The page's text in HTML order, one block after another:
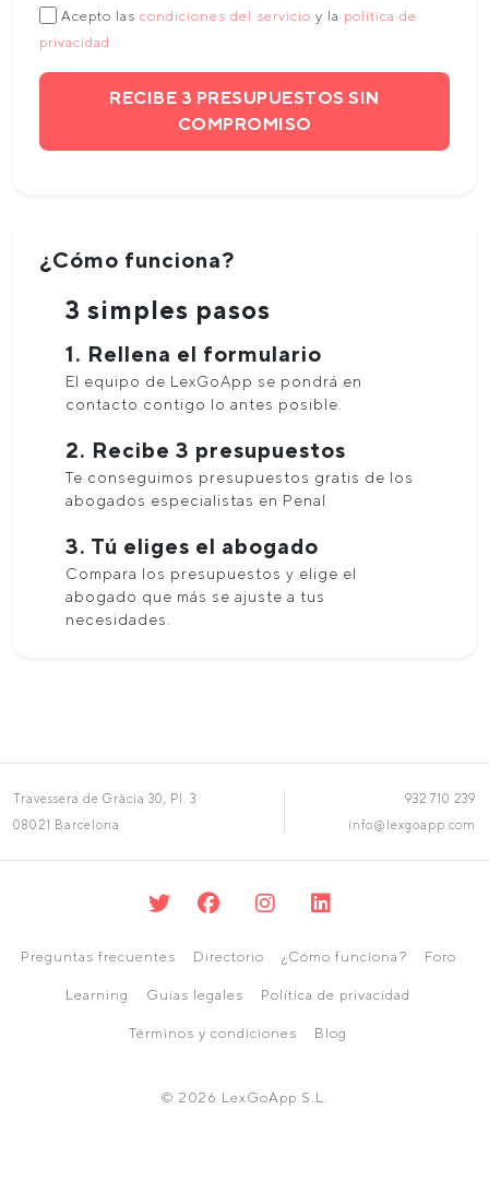
Acepto las condiciones del servicio y la política de
privacidad
RECIBE 3 PRESUPUESTOS SIN
COMPROMISO
¿Cómo funciona?
3 simples pasos
1. Rellena el formulario
El equipo de LexGoApp se pondrá en
contacto contigo lo antes posible.
2. Recibe 3 presupuestos
Te conseguimos presupuestos gratis de los
abogados especialistas en Penal
3. Tú eliges el abogado
Compara los presupuestos y elige el
abogado que más se ajuste a tus
necesidades.
Travessera de Gràcia 30, Pl. 3
08021 Barcelona
932 710 239
info@lexgoapp.com
Preguntas frecuentes Directorio ¿Cómo funciona? Foro
Learning Guías legales Política de privacidad
Términos y condiciones Blog
© 2026 LexGoApp S.L.